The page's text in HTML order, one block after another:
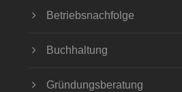
Betriebsnachfolge
Buchhaltung
Gründungsberatung